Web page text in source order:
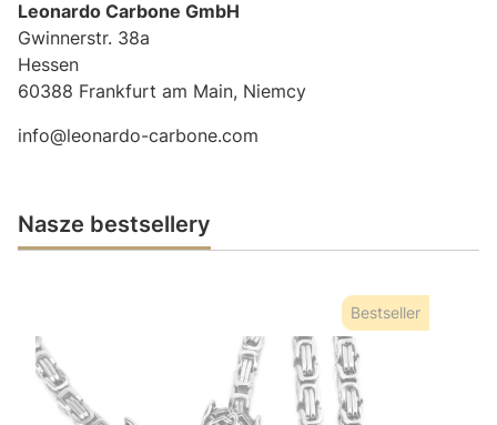
Leonardo Carbone GmbH
Gwinnerstr. 38a
Hessen
60388 Frankfurt am Main, Niemcy
info@leonardo-carbone.com
Nasze bestsellery
Bestseller